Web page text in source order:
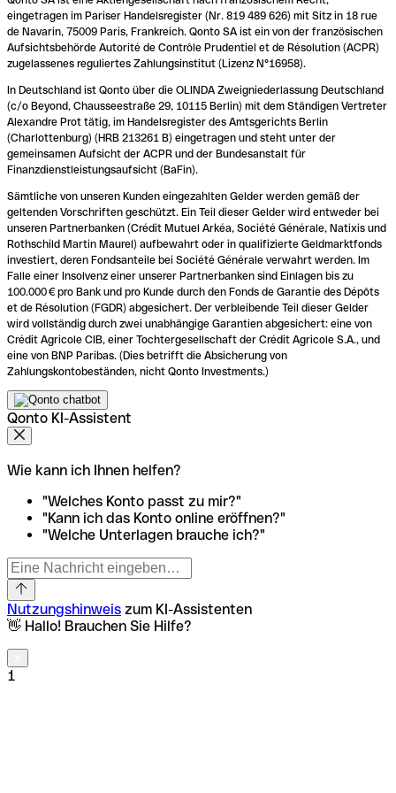
eingetragen im Pariser Handelsregister (Nr. 819 489 626) mit Sitz in 18 rue
de Navarin, 75009 Paris, Frankreich. Qonto SA ist ein von der französischen
Aufsichtsbehörde Autorité de Contrôle Prudentiel et de Résolution (ACPR)
zugelassenes reguliertes Zahlungsinstitut (Lizenz N°16958).
In Deutschland ist Qonto über die OLINDA Zweigniederlassung Deutschland
(c/o Beyond, Chausseestraße 29, 10115 Berlin) mit dem Ständigen Vertreter
Alexandre Prot tätig, im Handelsregister des Amtsgerichts Berlin
(Charlottenburg) (HRB 213261 B) eingetragen und steht unter der
gemeinsamen Aufsicht der ACPR und der Bundesanstalt für
Finanzdienstleistungsaufsicht (BaFin).
Sämtliche von unseren Kunden eingezahlten Gelder werden gemäß der
geltenden Vorschriften geschützt. Ein Teil dieser Gelder wird entweder bei
unseren Partnerbanken (Crédit Mutuel Arkéa, Société Générale, Natixis und
Rothschild Martin Maurel) aufbewahrt oder in qualifizierte Geldmarktfonds
investiert, deren Fondsanteile bei Société Générale verwahrt werden. Im
Falle einer Insolvenz einer unserer Partnerbanken sind Einlagen bis zu
100.000 € pro Bank und pro Kunde durch den Fonds de Garantie des Dépôts
et de Résolution (FGDR) abgesichert. Der verbleibende Teil dieser Gelder
wird vollständig durch zwei unabhängige Garantien abgesichert: eine von
Crédit Agricole CIB, einer Tochtergesellschaft der Crédit Agricole S.A., und
eine von BNP Paribas. (Dies betrifft die Absicherung von
Zahlungskontobeständen, nicht Qonto Investments.)
Qonto KI-Assistent
Wie kann ich Ihnen helfen?
"Welches Konto passt zu mir?"
"Kann ich das Konto online eröffnen?"
"Welche Unterlagen brauche ich?"
Nutzungshinweis zum KI-Assistenten
👋 Hallo! Brauchen Sie Hilfe?
1